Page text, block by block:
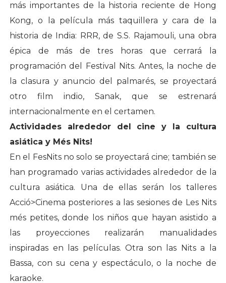
más importantes de la historia reciente de Hong
Kong, o la película más taquillera y cara de la
historia de India: RRR, de S.S. Rajamouli, una obra
épica de más de tres horas que cerrará la
programación del Festival Nits. Antes, la noche de
la clasura y anuncio del palmarés, se proyectará
otro film indio, Sanak, que se estrenará
internacionalmente en el certamen.
Actividades alrededor del cine y la cultura
asiática y Més Nits!
En el FesNits no solo se proyectará cine; también se
han programado varias actividades alrededor de la
cultura asiática. Una de ellas serán los talleres
Acció>Cinema posteriores a las sesiones de Les Nits
més petites, donde los niños que hayan asistido a
las proyecciones realizarán manualidades
inspiradas en las películas. Otra son las Nits a la
Bassa, con su cena y espectáculo, o la noche de
karaoke.